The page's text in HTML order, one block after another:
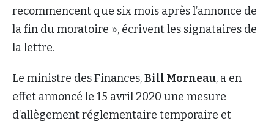
recommencent que six mois après l’annonce de
la fin du moratoire », écrivent les signataires de
la lettre.
Le ministre des Finances,Bill Morneau, a en
effet annoncé le 15 avril 2020 une mesure
d’allègement réglementaire temporaire et